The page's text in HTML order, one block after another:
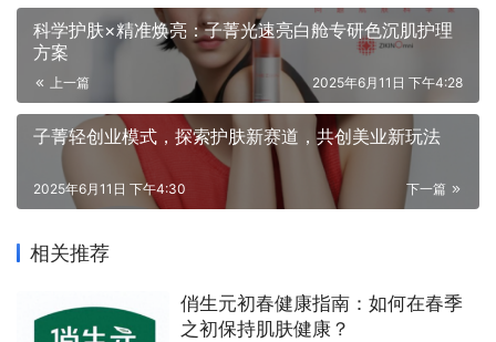
科学护肤×精准焕亮：子菁光速亮白舱专研色沉肌护理
方案
上一篇 2025年6月11日 下午4:28
子菁轻创业模式，探索护肤新赛道，共创美业新玩法
下一篇
2025年6月11日 下午4:30
相关推荐
俏生元初春健康指南：如何在春季
之初保持肌肤健康？